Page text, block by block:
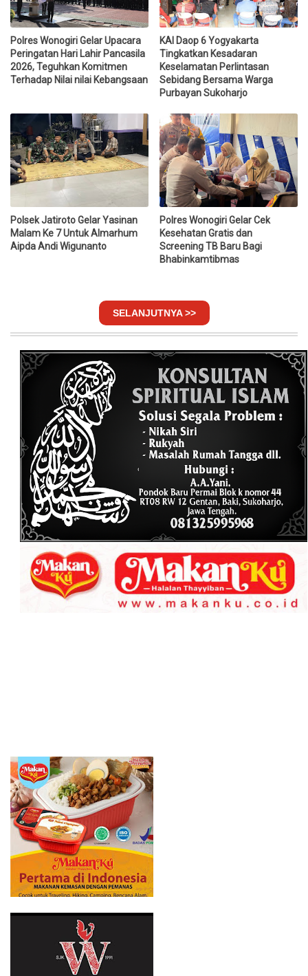
Polres Wonogiri Gelar Upacara
Peringatan Hari Lahir Pancasila
2026, Teguhkan Komitmen
Terhadap Nilai nilai Kebangsaan
KAI Daop 6 Yogyakarta
Tingkatkan Kesadaran
Keselamatan Perlintasan
Sebidang Bersama Warga
Purbayan Sukoharjo
Polsek Jatiroto Gelar Yasinan
Malam Ke 7 Untuk Almarhum
Aipda Andi Wigunanto
Polres Wonogiri Gelar Cek
Kesehatan Gratis dan
Screening TB Baru Bagi
Bhabinkamtibmas
SELANJUTNYA >>